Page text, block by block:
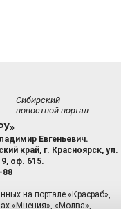
Сибирский
новостной портал
Евгеньевич.
край, г. Красноярск, ул.
оф. 615.
88
на портале «Красраб»,
«Мнения», «Молва»,